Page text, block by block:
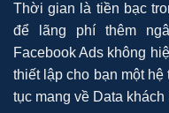
Thời gian là tiền bạc
để lãng phí thêm
Facebook Ads không
thiết lập cho bạn một
tục mang về Data